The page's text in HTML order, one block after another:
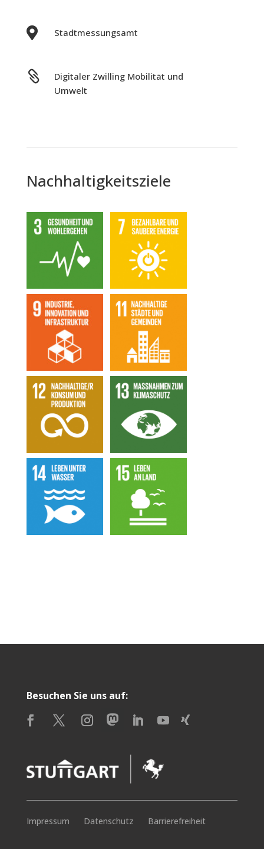
 Stadtmessungsamt

Digitaler Zwilling Mobilität und
Umwelt
Nachhaltigkeitsziele
Besuchen Sie uns auf:
Impressum Datenschutz Barrierefreiheit